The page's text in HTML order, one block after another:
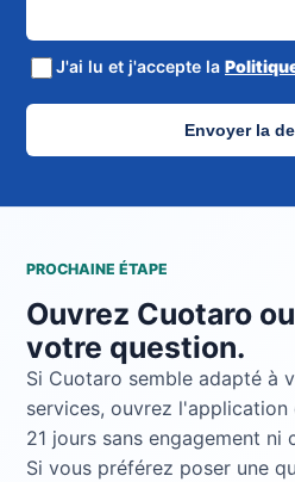
J'ai lu et j'accepte la
Envoyer la
PROCHAINE ÉTAPE
Ouvrez Cuotaro
votre question.
Si Cuotaro semble adapté à
services, ouvrez
21 jours sans engagement ni
Si vous préférez poser une